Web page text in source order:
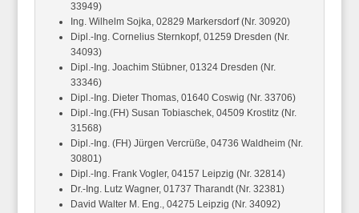
33949)
Ing. Wilhelm Sojka,02829 Markersdorf (Nr. 30920)
Dipl.-Ing. Cornelius Sternkopf,01259 Dresden (Nr.
34093)
Dipl.-Ing. Joachim Stübner,01324 Dresden (Nr.
33346)
Dipl.-Ing. Dieter Thomas,01640 Coswig (Nr. 33706)
Dipl.-Ing.(FH) Susan Tobiaschek,04509 Krostitz (Nr.
31568)
Dipl.-Ing. (FH) Jürgen Vercrüße,04736 Waldheim (Nr.
30801)
Dipl.-Ing. Frank Vogler,04157 Leipzig (Nr. 32814)
Dr.-Ing. Lutz Wagner,01737 Tharandt (Nr. 32381)
David WalterM. Eng., 04275 Leipzig (Nr. 34092)